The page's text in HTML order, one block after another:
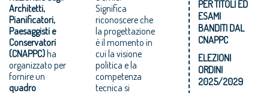
Architetti,
Pianificatori,
Paesaggisti e
Conservatori
(CNAPPC)ha
organizzato per
fornire un
quadro
Significa
riconoscere che
la progettazione
è il momento in
cui la visione
politica e la
competenza
tecnica si
PER TITOLI ED
ESAMI
BANDITI DAL
CNAPPC
ELEZIONI
ORDINI
2025/2029